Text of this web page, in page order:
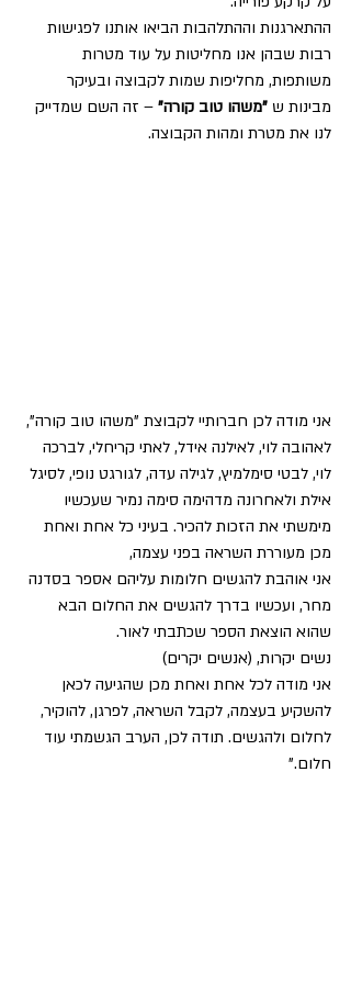
ההתארגנות וההתלהבות הביאו אותנו לפגישות
רבות שבהן אנו מחליטות על עוד מטרות
משותפות, מחליפות שמות לקבוצה ובעיקר
מבינות ש "משהו טוב קורה" – זה השם שמדייק
לנו את מטרת ומהות הקבוצה.
אני מודה לכן חברותיי לקבוצת "משהו טוב קורה",
לאהובה לוי, לאילנה אידל, לאתי קריחלי, לברכה
לוי, לבטי סימלמיץ, לגילה עדה, לגורגט נופי, לסיגל
אילת ולאחרונה מדהימה סימה נמיר שעכשיו
מימשתי את הזכות להכיר. בעיני כל אחת ואחת
מכן מעוררת השראה בפני עצמה,
אני אוהבת להגשים חלומות עליהם אספר בסדנה
מחר, ועכשיו בדרך להגשים את החלום הבא
שהוא הוצאת הספר שכתבתי לאור.
נשים יקרות, (אנשים יקרים)
אני מודה לכל אחת ואחת מכן שהגיעה לכאן
להשקיע בעצמה, לקבל השראה, לפרגן, להוקיר,
לחלום ולהגשים. תודה לכן, הערב הגשמתי עוד
חלום."